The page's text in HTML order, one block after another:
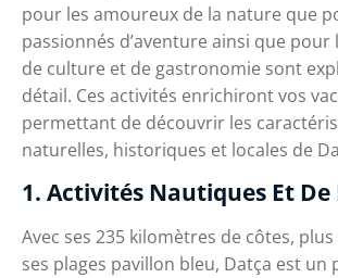
pour les amoureux de la nature que
passionnés d’aventure ainsi que pour
de culture et de gastronomie sont
détail. Ces activités enrichiront vos
permettant de découvrir les
naturelles, historiques et locales de
1. Activités Nautiques Et De
Avec ses 235 kilomètres de côtes,
ses plages pavillon bleu, Datça est un